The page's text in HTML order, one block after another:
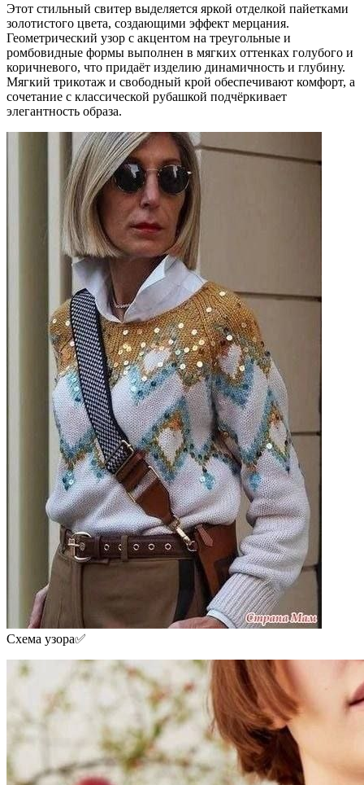
Этот стильный свитер выделяется яркой отделкой пайетками
золотистого цвета, создающими эффект мерцания.
Геометрический узор с акцентом на треугольные и
ромбовидные формы выполнен в мягких оттенках голубого и
коричневого, что придаёт изделию динамичность и глубину.
Мягкий трикотаж и свободный крой обеспечивают комфорт, а
сочетание с классической рубашкой подчёркивает
элегантность образа.
Схема узора✅